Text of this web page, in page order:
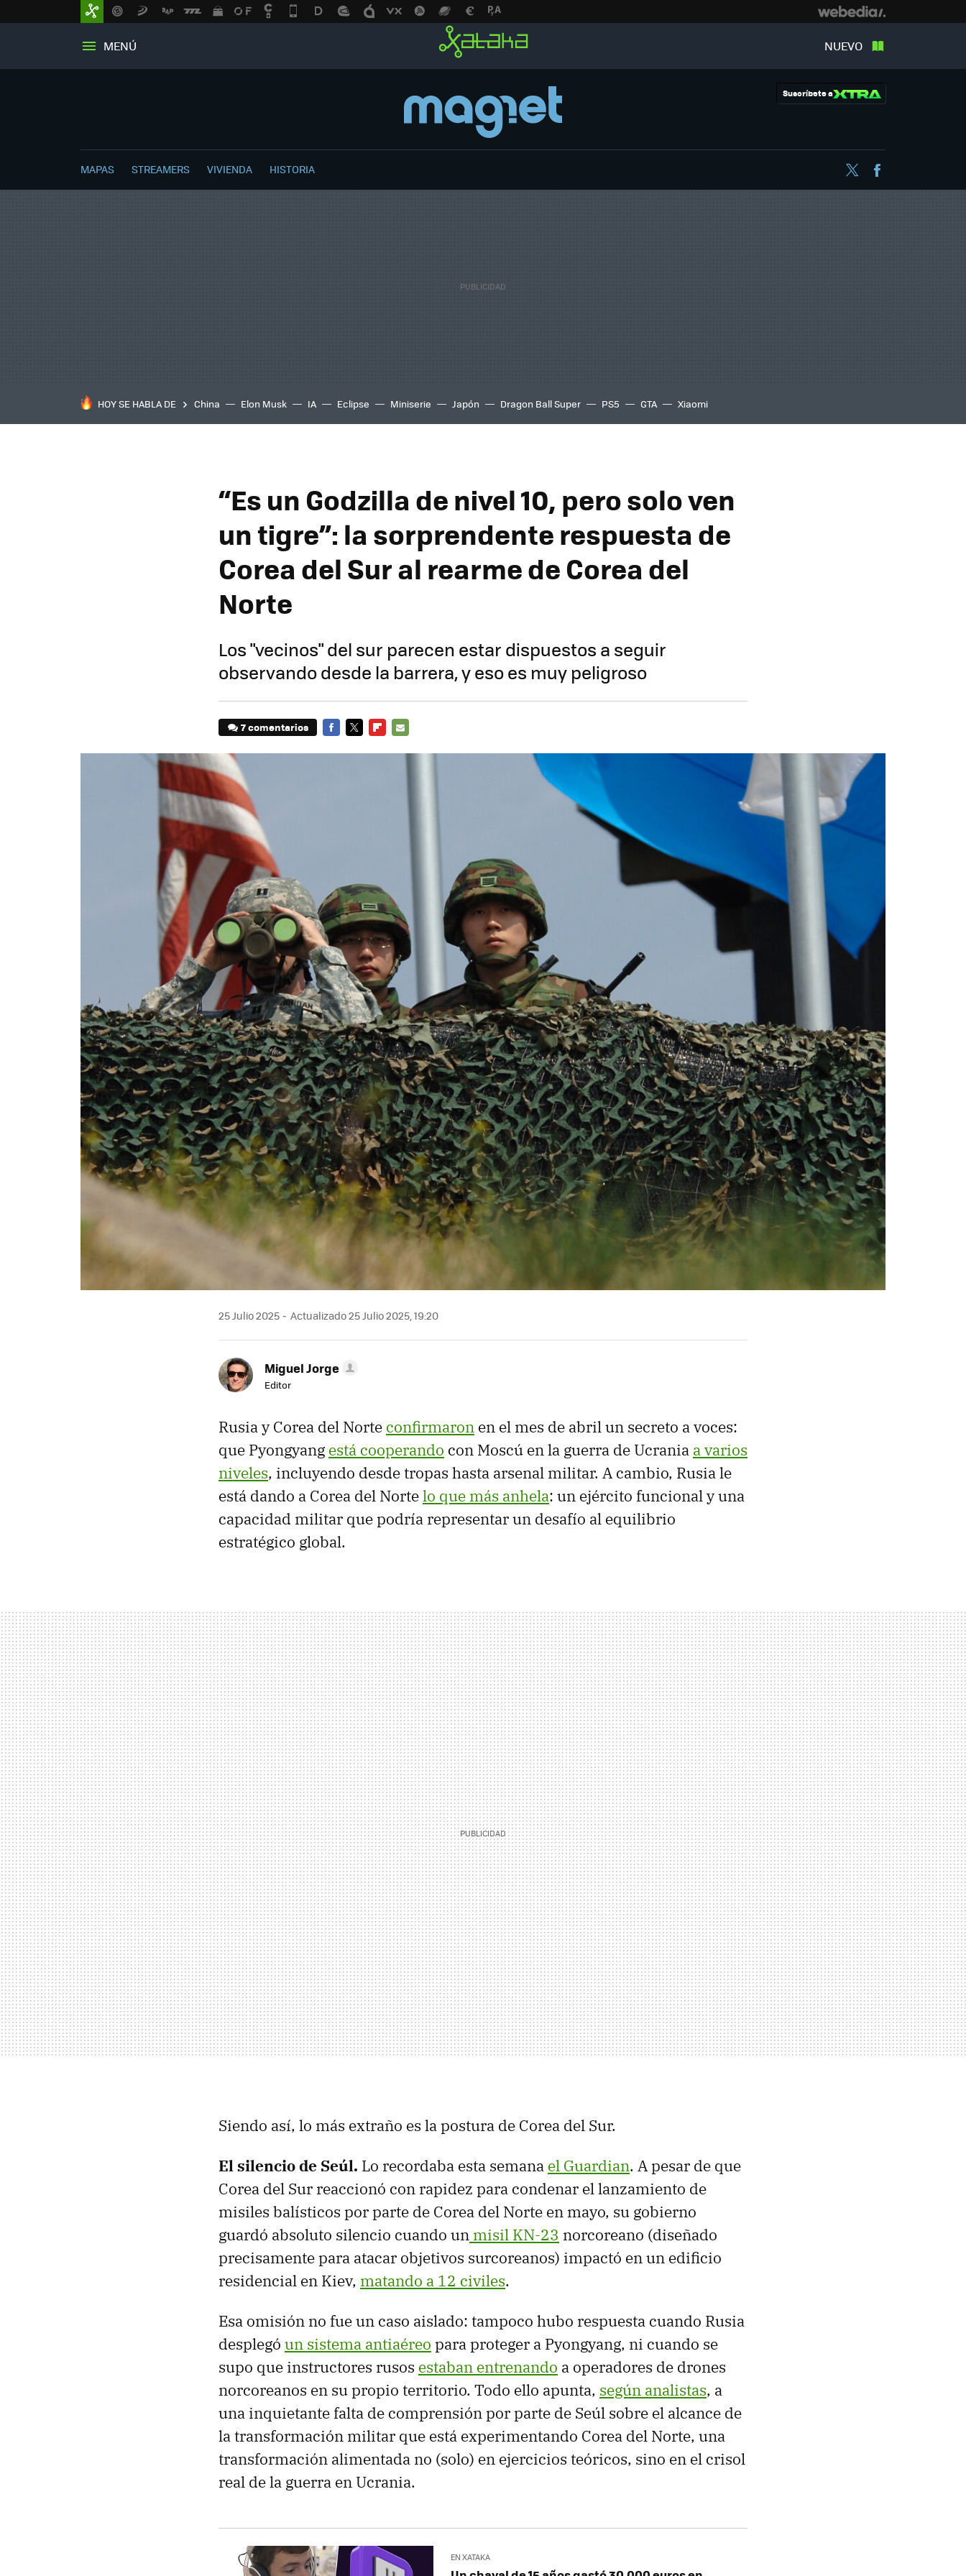
MENÚ NUEVO
Suscríbete a
MAPAS STREAMERS VIVIENDA HISTORIA Twitter
HOY SE HABLA DE China Elon Musk IA Eclipse Miniserie Japón Dragon Ball Super PS5 GTA Xiaomi
“Es un Godzilla de nivel 10, pero solo ven
un tigre”: la sorprendente respuesta de
Corea del Sur al rearme de Corea del
Norte
Los "vecinos" del sur parecen estar dispuestos a seguir
observando desde la barrera, y eso es muy peligroso
7 comentarios
25 Julio 2025 Actualizado 25 Julio 2025, 19:20
Miguel Jorge
Editor
Rusia y Corea del Norte confirmaron en el mes de abril un secreto a voces:
que Pyongyang está cooperando con Moscú en la guerra de Ucrania a varios
niveles, incluyendo desde tropas hasta arsenal militar. A cambio, Rusia le
está dando a Corea del Nortelo que más anhela: un ejército funcional y una
capacidad militar que podría representar un desafío al equilibrio
estratégico global.
Siendo así, lo más extraño es la postura de Corea del Sur.
El silencio de Seúl. Lo recordaba esta semana el Guardian. A pesar de que
Corea del Sur reaccionó con rapidez para condenar el lanzamiento de
misiles balísticos por parte de Corea del Norte en mayo, su gobierno
guardó absoluto silencio cuando un misil KN-23 norcoreano (diseñado
precisamente para atacar objetivos surcoreanos) impactó en un edificio
residencial en Kiev, matando a 12 civiles.
Esa omisión no fue un caso aislado: tampoco hubo respuesta cuando Rusia
desplegó un sistema antiaéreo para proteger a Pyongyang, ni cuando se
supo que instructores rusos estaban entrenando a operadores de drones
norcoreanos en su propio territorio. Todo ello apunta, según analistas, a
una inquietante falta de comprensión por parte de Seúl sobre el alcance de
la transformación militar que está experimentando Corea del Norte, una
transformación alimentada no (solo) en ejercicios teóricos, sino en el crisol
real de la guerra en Ucrania.
EN XATAKA